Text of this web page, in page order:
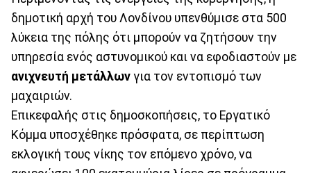
δημοτική αρχή του Λονδίνου υπενθύμισε στα 500
λύκεια της πόλης ότι μπορούν να ζητήσουν την
υπηρεσία ενός αστυνομικού και να εφοδιαστούν με
ανιχνευτή μετάλλων για τον εντοπισμό των
μαχαιριών.
Επικεφαλής στις δημοσκοπήσεις, το Εργατικό
Κόμμα υποσχέθηκε πρόσφατα, σε περίπτωση
εκλογική τους νίκης τον επόμενο χρόνο, να